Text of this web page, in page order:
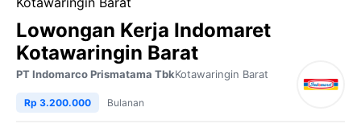
Lowongan Kerja Indomaret
Kotawaringin Barat
PT Indomarco Prismatama TbkKotawaringin Barat
Rp 3.200.000 Bulanan